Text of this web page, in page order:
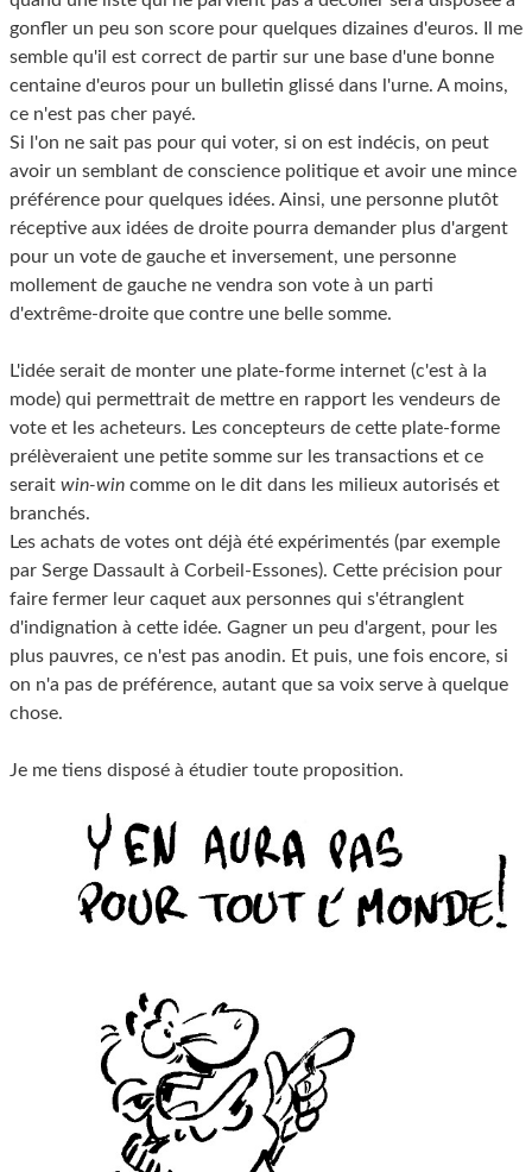
gonfler un peu son score pour quelques dizaines d'euros. Il me
semble qu'il est correct de partir sur une base d'une bonne
centaine d'euros pour un bulletin glissé dans l'urne. A moins,
ce n'est pas cher payé.
Si l'on ne sait pas pour qui voter, si on est indécis, on peut
avoir un semblant de conscience politique et avoir une mince
préférence pour quelques idées. Ainsi, une personne plutôt
réceptive aux idées de droite pourra demander plus d'argent
pour un vote de gauche et inversement, une personne
mollement de gauche ne vendra son vote à un parti
d'extrême-droite que contre une belle somme.
L'idée serait de monter une plate-forme internet (c'est à la
mode) qui permettrait de mettre en rapport les vendeurs de
vote et les acheteurs. Les concepteurs de cette plate-forme
prélèveraient une petite somme sur les transactions et ce
serait win-win comme on le dit dans les milieux autorisés et
branchés.
Les achats de votes ont déjà été expérimentés (par exemple
par Serge Dassault à Corbeil-Essones). Cette précision pour
faire fermer leur caquet aux personnes qui s'étranglent
d'indignation à cette idée. Gagner un peu d'argent, pour les
plus pauvres, ce n'est pas anodin. Et puis, une fois encore, si
on n'a pas de préférence, autant que sa voix serve à quelque
chose.
Je me tiens disposé à étudier toute proposition.